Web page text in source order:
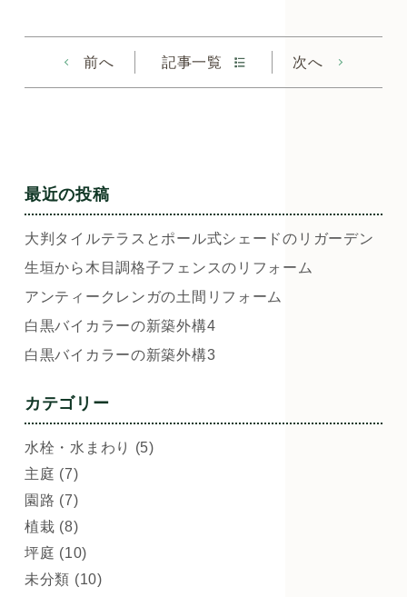
前へ 記事一覧 次へ
最近の投稿
大判タイルテラスとポール式シェードのリガーデン
生垣から木目調格子フェンスのリフォーム
アンティークレンガの土間リフォーム
白黒バイカラーの新築外構4
白黒バイカラーの新築外構3
カテゴリー
水栓・水まわり (5)
主庭 (7)
園路 (7)
植栽 (8)
坪庭 (10)
未分類 (10)